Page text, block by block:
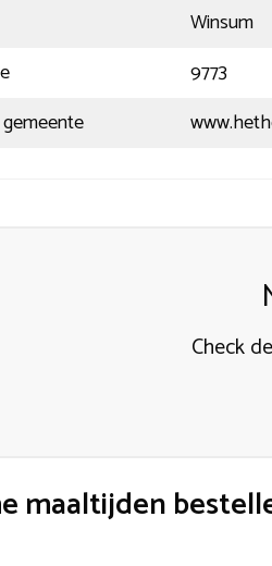
Winsum
9773
Check
maaltijden